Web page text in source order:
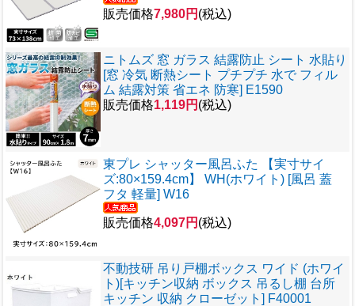
販売価格7,980円 (税込)
ニトムズ 窓 ガラス 結露防止 シート 水貼り
[窓 冷気 断熱シート プチプチ 水で フィル
ム 結露対策 省エネ 防寒] E1590
販売価格1,119円 (税込)
東プレ シャッター風呂ふた 【実寸サイ
ズ:80×159.4cm】 WH(ホワイト) [風呂 蓋
フタ 軽量] W16
販売価格4,097円 (税込)
不動技研 吊り戸棚ボックス ワイド (ホワイ
ト)[キッチン収納 ボックス 吊るし棚 台所
キッチン 収納 クローゼット] F40001